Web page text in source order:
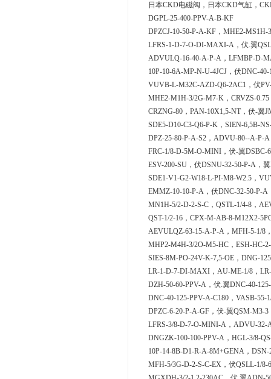
日本CKD电磁阀，日本CKD气缸，
DGPL-25-400-PPV-A-B-KF
DPZCJ-10-50-P-A-KF，MHE2-
LFRS-1-D-7-O-DI-MAXI-A，伏.翼
ADVULQ-16-40-A-P-A，LFMBP-D-
10P-10-6A-MP-N-U-4JCJ，伏DNC-
VUVB-L-M32C-AZD-Q6-2AC1，伏
MHE2-M1H-3/2G-M7-K，CRVZS-
CRZNG-80，PAN-10X1,5-NT，伏-翼
SDE5-D10-C3-Q6-P-K，SIEN-6,5B-
DPZ-25-80-P-A-S2，ADVU-80--A-P-
FRC-1/8-D-5M-O-MINI，伏-翼DSBC-
ESV-200-SU，伏DSNU-32-50-P-A，
SDE1-V1-G2-W18-L-PI-M8-W2.5，
EMMZ-10-10-P-A，伏DNC-32-50-P-A
MN1H-5/2-D-2-S-C，QSTL-1/4-8，
QST-1/2-16，CPX-M-AB-8-M12X2-
AEVULQZ-63-15-A-P-A，MFH-5-1/8
MHP2-M4H-3/2O-M5-HC，ESH-HC-
SIES-8M-PO-24V-K-7,5-OE，DNG-
LR-1-D-7-DI-MAXI，AU-ME-1/8，
DZH-50-60-PPV-A，伏.翼DNC-40-
DNC-40-125-PPV-A-C180，VASB-
DPZC-6-20-P-A-GF，伏-翼QSM-M3-3
LFRS-3/8-D-7-O-MINI-A，ADVU-32-
DNGZK-100-100-PPV-A，HGL-3/8-
10P-14-8B-D1-R-A-8M+GENA，
MFH-5/3G-D-2-S-C-EX，伏QSLL-1/8-